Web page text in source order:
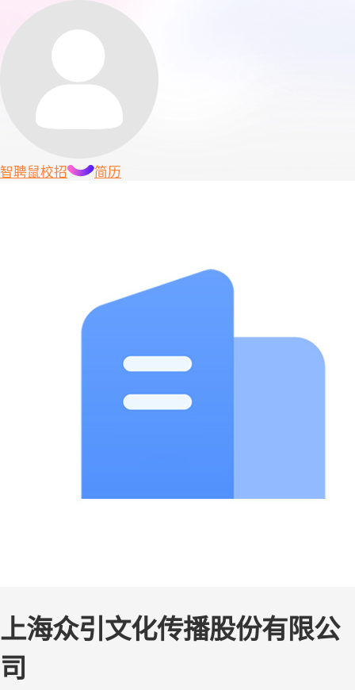
智聘鼠校招 简历
上海众引文化传播股份有限公
司